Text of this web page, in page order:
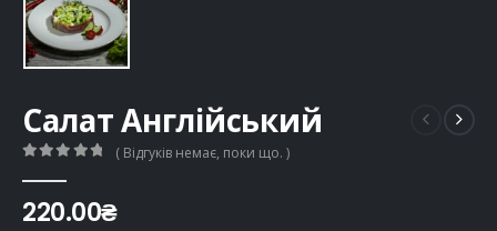
Салат Англійський
( Відгуків немає, поки що. )
220.00₴